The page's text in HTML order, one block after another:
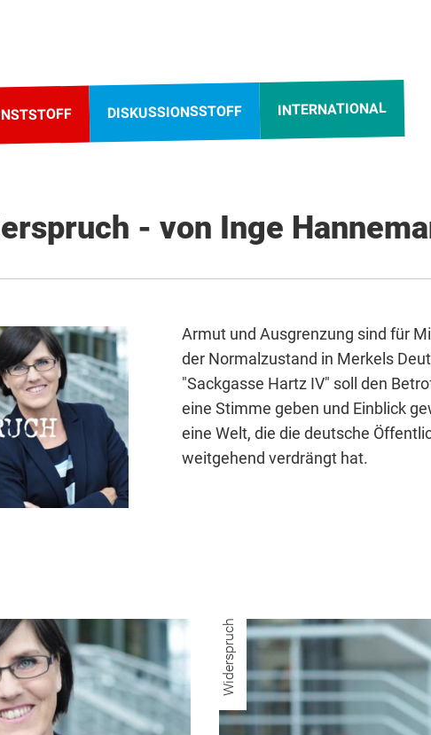
DISKUSSIONSSTOFF INTERNATIONAL
- von Inge
Armut und Ausgrenzung sind für
der Normalzustand in Merkels
"Sackgasse Hartz IV" soll den
eine Stimme geben und Einblick
eine Welt, die die deutsche
weitgehend verdrängt hat.
Widerspruch